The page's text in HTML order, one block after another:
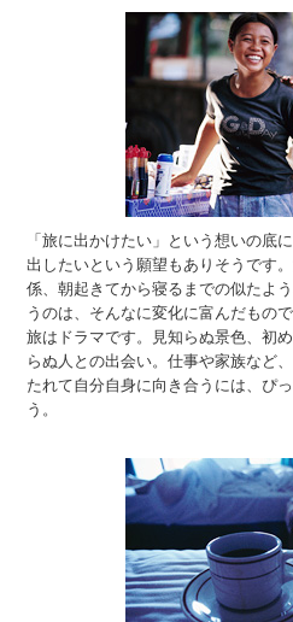
「旅に出かけたい」という想いの底
出したいという願望もありそうです
係、朝起きてから寝るまでの似たよ
うのは、そんなに変化に富んだもの
旅はドラマです。見知らぬ景色、初
らぬ人との出会い。仕事や家族など
たれて自分自身に向き合うには、ぴ
う。